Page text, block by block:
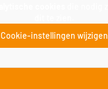
Cookie-instellingen wijzigen